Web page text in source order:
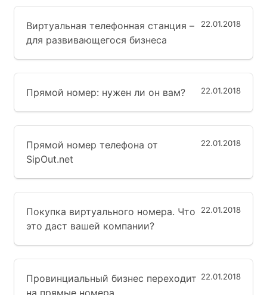
22.01.2018
Виртуальная телефонная станция –
для развивающегося бизнеса
22.01.2018
Прямой номер: нужен ли он вам?
22.01.2018
Прямой номер телефона от
SipOut.net
22.01.2018
Покупка виртуального номера. Что
это даст вашей компании?
22.01.2018
Провинциальный бизнес переходит
на прямые номера